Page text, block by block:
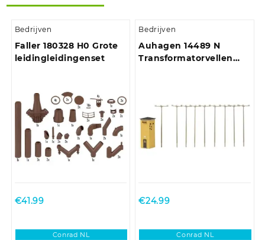
Bedrijven
Faller 180328 H0 Grote
leidingleidingenset
€41.99
Conrad NL
Bedrijven
Auhagen 14489 N
Transformatorvellen
€24.99
Conrad NL